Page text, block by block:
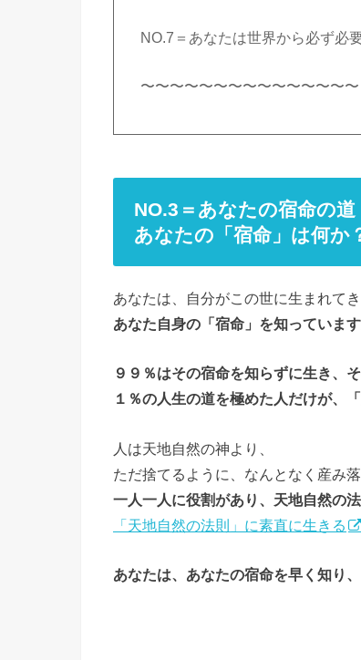
NO.7＝あなたは世界から必ず必
〜〜〜〜〜〜〜〜〜〜〜〜〜〜〜
NO.3＝あなたの宿命の道
あなたの「宿命」は何か
あなたは、自分がこの世に生まれて
あなた自身の「宿命」を知っていま
９９％はその宿命を知らずに生き、
１％の人生の道を極めた人だけが、
人は天地自然の神より、
ただ捨てるように、なんとなく産み
一人一人に役割があり、天地自然の
「天地自然の法則」に素直に生きる
あなたは、あなたの宿命を早く知り